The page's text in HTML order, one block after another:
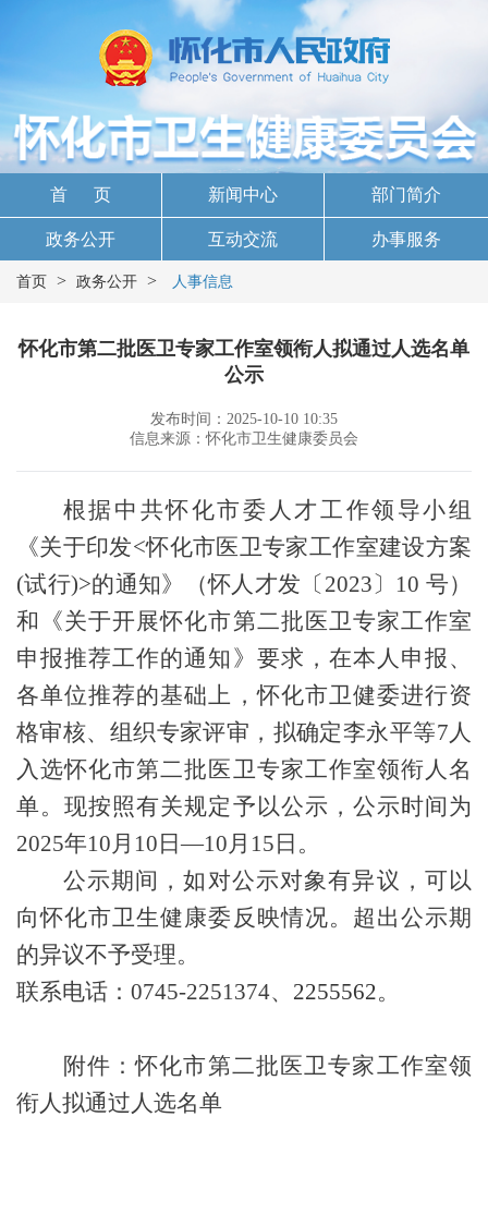
首 页 新闻中心 部门简介
政务公开 互动交流 办事服务
首页 > 政务公开 > 人事信息
怀化市第二批医卫专家工作室领衔人拟通过人选名单
公示
发布时间：2025-10-10 10:35
信息来源：怀化市卫生健康委员会
根据中共怀化市委人才工作领导小组
《关于印发<怀化市医卫专家工作室建设方案
(试行)>的通知》（怀人才发〔 2023〕 10 号）
和《关于开展怀化市第二批 医卫专家工作室
申报推荐工作的通知》要求，在本人申报、
各单位推荐的基础上，怀化市卫健委进行资
格审核、组织专家评审，拟确定李永平等7人
入选怀化市第二批医卫专家工作室领衔人名
单。现按照有关规定予以公示，公示时间为
2025年10月 10 日—10月 15 日。
公示期间，如对公示对象有异议，可以
向怀化市卫生健康委反映情况。超出公示期
的异议不予受理。
联系电话： 0745-2251374、 2255562。
附件：怀化市第二批医卫专家工作室领
衔人拟通过人选名单